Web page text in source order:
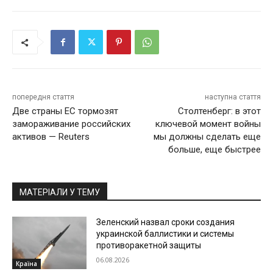
попередня стаття
Две страны ЕС тормозят
замораживание российских
активов — Reuters
наступна стаття
Столтенберг: в этот
ключевой момент войны
мы должны сделать еще
больше, еще быстрее
МАТЕРІАЛИ У ТЕМУ
Країна
Зеленский назвал сроки создания
украинской баллистики и системы
противоракетной защиты
06.08.2026